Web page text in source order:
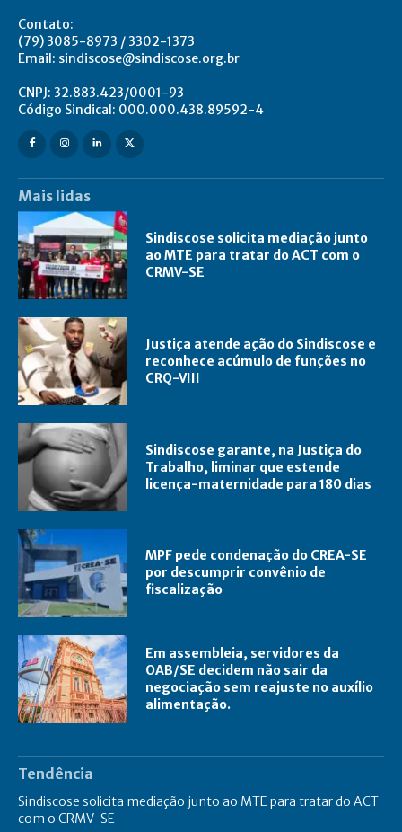
Contato:
(79) 3085-8973 / 3302-1373
Email: sindiscose@sindiscose.org.br
CNPJ: 32.883.423/0001-93
Código Sindical: 000.000.438.89592-4
Mais lidas
Sindiscose solicita mediação junto
ao MTE para tratar do ACT com o
CRMV-SE
Justiça atende ação do Sindiscose e
reconhece acúmulo de funções no
CRQ-VIII
Sindiscose garante, na Justiça do
Trabalho, liminar que estende
licença-maternidade para 180 dias
MPF pede condenação do CREA-SE
por descumprir convênio de
fiscalização
Em assembleia, servidores da
OAB/SE decidem não sair da
negociação sem reajuste no auxílio
alimentação.
Tendência
Sindiscose solicita mediação junto ao MTE para tratar do ACT
com o CRMV-SE